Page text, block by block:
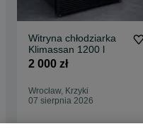
Witryna chłodziarka
Klimassan 1200 l
2 000 zł
Wrocław, Krzyki
07 sierpnia 2026